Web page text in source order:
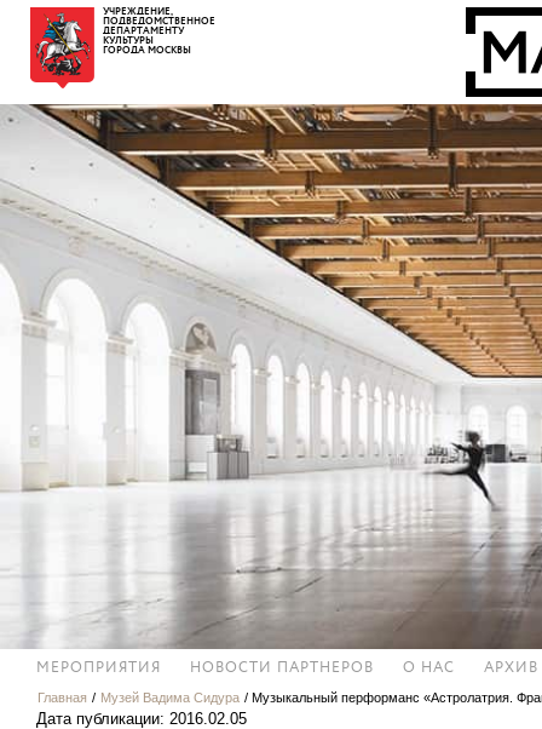
УЧРЕЖДЕНИЕ,
ПОДВЕДОМСТВЕННОЕ
ДЕПАРТАМЕНТУ
КУЛЬТУРЫ
ГОРОДА МОСКВЫ
МЕРОПРИЯТИЯ НОВОСТИ ПАРТНЕРОВ О НАС АРХИВ
Главная / Музей Вадима Сидура / Музыкальный перформанс «Астролатрия.
Дата публикации: 2016.02.05